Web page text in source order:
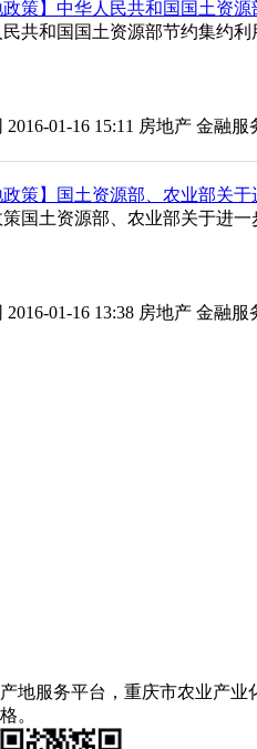
政策】中华人民共和国国土资
共和国国土资源部节约集约利
01-16 15:11 房地产 金融服
政策】国土资源部、农业部关
策国土资源部、农业部关于进
2016-01-16 13:38 房地产 金融服
地服务平台，重庆市农业产
。